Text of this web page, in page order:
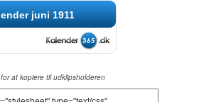
juni 1911
at kopiere til udklipsholderen